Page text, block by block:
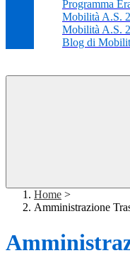
Programma
Mobilità A.S.
Mobilità A.S.
Blog di
Home >
Amministrazione